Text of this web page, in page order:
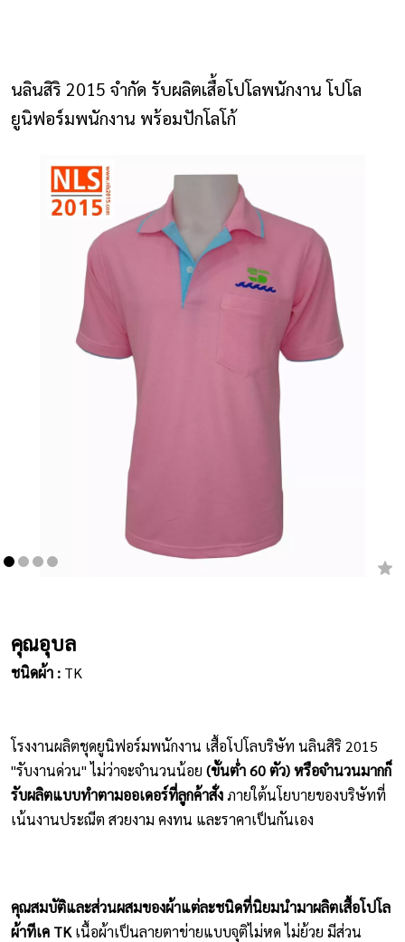
ติดต่อเรา
โปรแกรมออกแบบยูนิฟอร์ม
ชุดคลุมท้อง
ชุดหมี
ตัวอย่างแขนเสื้อโปโล
สีผ้า
นลินสิริ 2015 จำกัด รับผลิตเสื้อโปโลพนักงาน โปโล
ยูนิฟอร์มพนักงาน พร้อมปักโลโก้
คุณอุบล
ชนิดผ้า : TK
โรงงานผลิตชุดยูนิฟอร์มพนักงาน เสื้อโปโลบริษัท นลินสิริ 2015
"รับงานด่วน" ไม่ว่าจะจำนวนน้อย (ขั้นต่ำ 60 ตัว) หรือจำนวนมากก็
รับผลิตแบบทำตามออเดอร์ที่ลูกค้าสั่งภายใต้นโยบายของบริษัทที่
เน้นงานประณีต สวยงาม คงทน และราคาเป็นกันเอง
คุณสมบัติและส่วนผสมของผ้าแต่ละชนิดที่นิยมนำมาผลิตเสื้อโปโล
ผ้าทีเค TKเนื้อผ้าเป็นลายตาข่ายแบบจุติไม่หด ไม่ย้วย มีส่วน